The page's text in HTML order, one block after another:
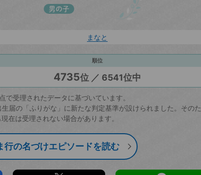
男の子
まなと
順位
4735位 ／ 6541位中
で受理されたデータに基づいています。
届の「ふりがな」に新たな判定基準が設けられました。そのた
在は受理されない場合があります。
行の名づけエピソードを読む